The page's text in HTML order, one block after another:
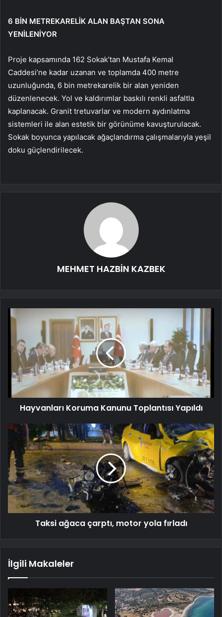
6 BİN METREKARELİK ALAN BAŞTAN SONA
YENİLENİYOR
Proje kapsamında 162 Sokak’tan Mustafa Kemal
Caddesi’ne kadar uzanan ve toplamda 400 metre
uzunluğunda, 6 bin metrekarelik bir alan yeniden
düzenlenecek. Yol ve kaldırımlar baskılı renkli asfaltla
kaplanacak. Granit tretuvarlar ve modern aydınlatma
sistemleri ile alan estetik bir görünüme kavuşturulacak.
Sokak boyunca yapılacak ağaçlandırma çalışmalarıyla yeşil
doku güçlendirilecek.
MEHMET HAZBİN KAZBEK
Hayvanları Koruma Kanunu Toplantısı Yapıldı
Taksi ağaca çarptı, motor yola fırladı
İlgili Makaleler